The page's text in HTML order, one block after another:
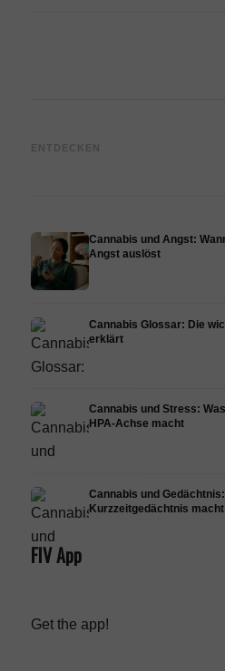
ENTDECKEN
Epidiolex und der Stand der
Cannabis und Angst:
Angst auslöst
Cannabis Glossar: Die
erklärt
Cannabis und Stress:
HPA-Achse macht
Cannabis und
Kurzzeitgedächtnis macht
FIV App
Get the app!